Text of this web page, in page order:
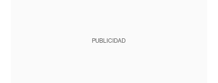
PUBLICIDAD